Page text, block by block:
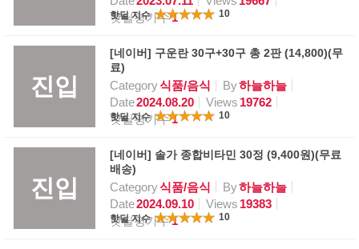
핫딜평가수1
핫딜 지수 10
진입
[네이버] 구운란 30구+30구 총 2판 (14,800)(무
료)
Category식품/음식 By하늘하늘
Date2024.08.20 Views 19762
핫딜평가수1
핫딜 지수 10
진입
[네이버] 솔가 종합비타민 30정 (9,400원)(무료
배송)
Category식품/음식 By하늘하늘
Date2024.09.10 Views 19383
핫딜평가수1
핫딜 지수 10